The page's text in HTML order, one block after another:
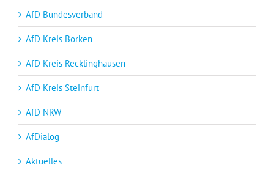
AfD Bundesverband
AfD Kreis Borken
AfD Kreis Recklinghausen
AfD Kreis Steinfurt
AfD NRW
AfDialog
Aktuelles